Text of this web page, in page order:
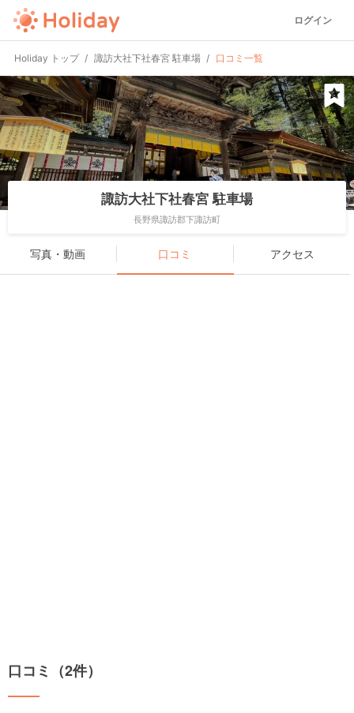
ログイン
Holiday トップ 諏訪大社下社春宮 駐車場 口コミ一覧
諏訪大社下社春宮 駐車場
長野県諏訪郡下諏訪町
写真・動画 口コミ アクセス
口コミ（2件）